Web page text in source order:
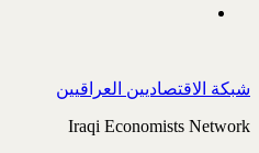
شبكة الاقتصاديين العراقيين
Iraqi Economists Network